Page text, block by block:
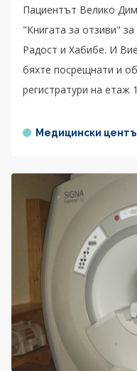
Пациентът Велико
"Книгата за отзиви"
Радост и Хабибе. И
бяхте посрещнати и
регистратури на етаж
Медицински